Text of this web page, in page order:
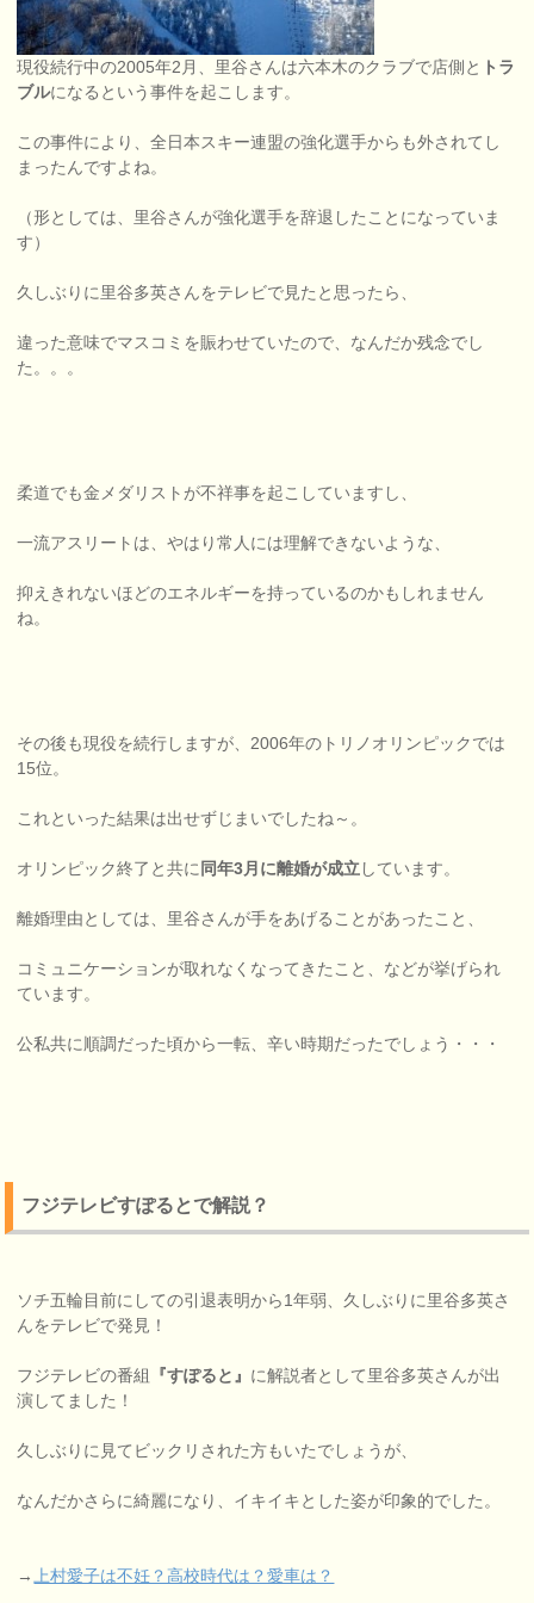
現役続行中の2005年2月、里谷さんは六本木のクラブで店側と トラ
ブルになるという事件を起こします。
この事件により、全日本スキー連盟の強化選手からも外されてし
まったんですよね。
（形としては、里谷さんが強化選手を辞退したことになっていま
す）
久しぶりに里谷多英さんをテレビで見たと思ったら、
違った意味でマスコミを賑わせていたので、なんだか残念でし
た。。。
柔道でも金メダリストが不祥事を起こしていますし、
一流アスリートは、やはり常人には理解できないような、
抑えきれないほどのエネルギーを持っているのかもしれません
ね。
その後も現役を続行しますが、2006年のトリノオリンピックでは
15位。
これといった結果は出せずじまいでしたね～。
オリンピック終了と共に 同年3月に離婚が成立しています。
離婚理由としては、里谷さんが手をあげることがあったこと、
コミュニケーションが取れなくなってきたこと、などが挙げられ
ています。
公私共に順調だった頃から一転、辛い時期だったでしょう・・・
フジテレビすぽるとで解説？
ソチ五輪目前にしての引退表明から1年弱、久しぶりに里谷多英さ
んをテレビで発見！
フジテレビの番組 『すぽると』 に解説者として里谷多英さんが出
演してました！
久しぶりに見てビックリされた方もいたでしょうが、
なんだかさらに綺麗になり、イキイキとした姿が印象的でした。
→ 上村愛子は不妊？高校時代は？愛車は？